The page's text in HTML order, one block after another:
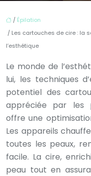
/ Épilation
/ Les cartouches de cire : la
l’esthétique
Le monde de
lui, les techniques
potentiel des
appréciée par les
offre une
Les appareils
toutes les peaux,
facile. La cire,
peau tout en